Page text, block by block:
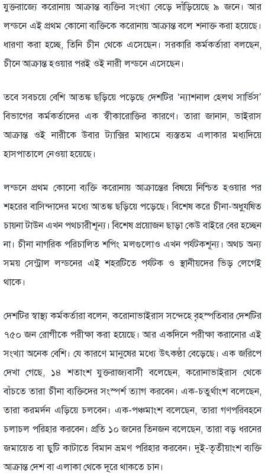
যুক্তরাজ্যে করোনায় আক্রান্ত ব্যক্তির সংখ্যা বেড়ে দাঁড়িয়েছে ৯ জনে। আর
লন্ডনে এই প্রথম কোনো ব্যক্তিকে করোনায় আক্রান্ত বলে শনাক্ত করা হয়েছে।
ধারণা করা হচ্ছে, তিনি চীন থেকে এসেছেন। সরকারি কর্মকর্তারা বলছেন,
চীনে আক্রান্ত হওয়ার পরই ওই নারী লন্ডনে এসেছেন।
তবে সবচয়ে বেশি আতঙ্ক ছড়িয়ে পড়েছে দেশটির ‘ন্যাশনাল হেলথ সার্ভিস’
বিভাগের কর্মকর্তাদের এক স্বীকারোক্তির কারণে। তারা জানান, ভাইরাস
আক্রান্ত ওই নারীকে উবার ট্যাক্সির মাধ্যমে ব্যস্ততম এলাকার মধ্যদিয়ে
হাসপাতালে নেওয়া হয়েছে।
লন্ডনে প্রথম কোনো ব্যক্তি করোনায় আক্রান্তের বিষয়ে নিশ্চিত হওয়ার পর
শহরের বাসিন্দাদের মধ্যে আতঙ্ক ছড়িয়ে পড়েছে। বিশেষ করে চীনা-অধু্যষিত
চায়না টাউন এখন পথচারীশূন্য। বিশেষ প্রয়োজন ছাড়া কেউ বাইরে বের হচ্ছেন
না। চীনা নাগরিক পরিচালিত শপিং মলগুলোও এখন পর্যটকশূন্য। অথচ অন্য
সময় সেন্ট্রাল লন্ডনের এই শহরটিতে পর্যটক ও স্থানীয়দের ভিড় লেগেই
থাকে।
দেশটির স্বাস্থ্য কর্মকর্তারা বলেন, করোনাভাইরাস সন্দেহে বৃহস্পতিবার দেশটির
৭৫০ জন রোগীকে পরীক্ষা করা হয়েছে। আর একদিনে পরীক্ষা করানোর এই
সংখ্যা অনেক বেশি। যে কারণে মানুষের মধ্যে উৎকণ্ঠা বেড়েছে। এক জরিপে
দেখা গেছে, ১৪ শতাংশ যুক্তরাজ্যবাসী বলেছেন, করোনাভাইরাস থেকে
বাঁচতে তারা চীনা ব্যক্তিদের সংস্পর্শ ত্যাগ করবেন। এক-চতুর্থাংশ বলেছেন,
তারা করমর্দন এড়িয়ে চলবেন। এক-পঞ্চমাংশ বলেছেন, তারা গণপরিবহনে
চলাচল পরিহার করবেন। প্রতি ১০ জনের তিনজন বলেছেন, তারা বড় ধরনের
জমায়েত বা ছুটি কাটাতে বিমান ভ্রমণ পরিহার করবেন। দুই-তৃতীয়াংশ ব্যক্তি
আক্রান্ত দেশ বা এলাকা থেকে দূরে থাকতে চান।